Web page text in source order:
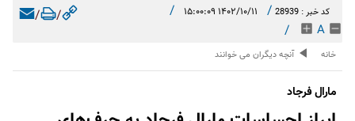
کد خبر : 28939 / ۱۴۰۲/۱۰/۱۱ ۱۵:۰۰:۰۹ /
A
/
/
/
خانه آنچه دیگران می خوانند
مارال فرجاد